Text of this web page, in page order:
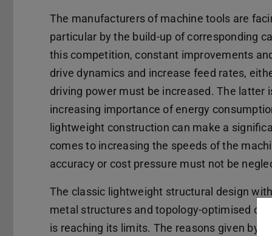
The manufacturers of machine tools are
particular by the build-up of corresponding
this competition, constant improvements
drive dynamics and increase feed rates,
driving power must be increased. The
increasing importance of energy
lightweight construction can make a
comes to increasing the speeds of the
accuracy or cost pressure must not be
The classic lightweight structural design
metal structures and topology-optimised
is reaching its limits. The reasons given by